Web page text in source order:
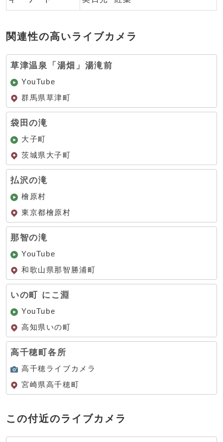
関連性の高いライブカメラ
草津温泉「湯畑」湯滝前
YouTube
群馬県草津町
袋田の滝
大子町
茨城県大子町
払沢の滝
檜原村
東京都檜原村
那智の滝
YouTube
和歌山県那智勝浦町
いの町 にこ淵
YouTube
高知県いの町
高千穂町各所
高千穂ライブカメラ
宮崎県高千穂町
この付近のライブカメラ